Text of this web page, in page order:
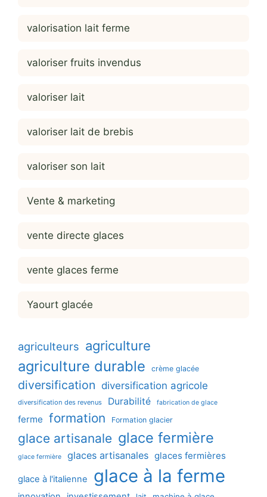
valorisation lait ferme
valoriser fruits invendus
valoriser lait
valoriser lait de brebis
valoriser son lait
Vente & marketing
vente directe glaces
vente glaces ferme
Yaourt glacée
agriculteurs agriculture
agriculture durable crème glacée
diversification diversification agricole
diversification des revenus Durabilité fabrication de glace
ferme formation Formation glacier
glace artisanale glace fermière
glace fermière glaces artisanales glaces fermières
glace à l'italienne glace à la ferme